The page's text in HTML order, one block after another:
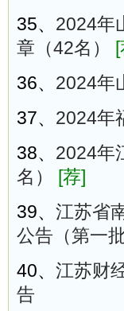
35、 2024年
章（42名）
36、 2024年
37、 2024年
38、 2024年
名）
[荐]
39、 江苏省
公告（第一
40、 江苏财
告